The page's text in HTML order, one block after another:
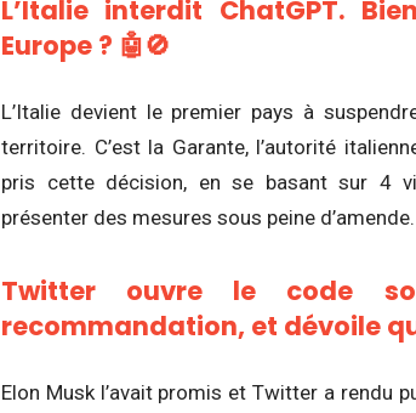
L’Italie interdit ChatGPT.
Europe ? 🤖🚫
L’Italie devient le premier pays à
territoire. C’est la Garante, l’autorité
pris cette décision, en se basant sur 4
présenter des mesures sous peine d’amende.
Twitter ouvre le code
recommandation, et dévoile
Elon Musk l’avait promis et Twitter a rendu